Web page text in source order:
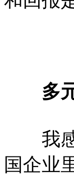
多
我感
国企业